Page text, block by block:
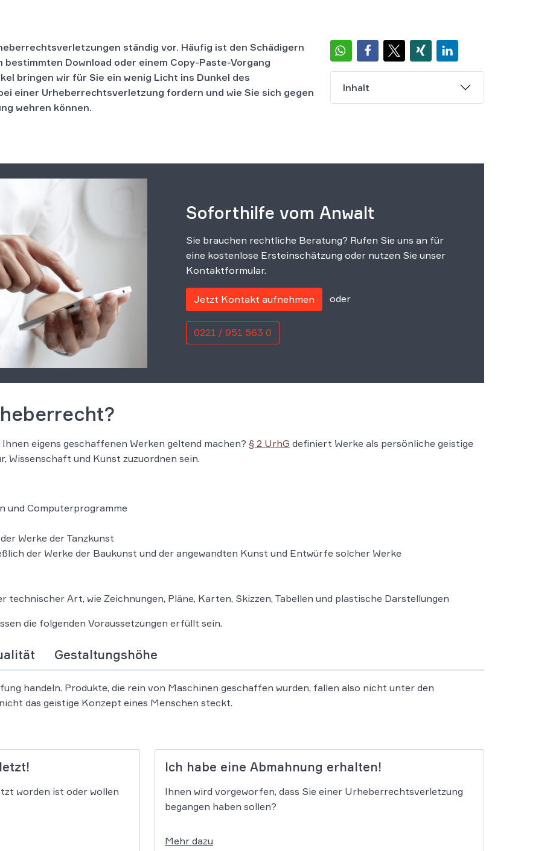
Inhalt
ständig vor. Häufig ist den Schädigern
Download oder einem Copy-Paste-Vorgang
bringen wir für Sie ein wenig Licht ins Dunkel des
einer Urheberrechtsverletzung fordern und wie Sie sich gegen
wehren können.
Soforthilfe vom Anwalt
Sie brauchen rechtliche Beratung? Rufen Sie uns an für
eine kostenlose Ersteinschätzung oder nutzen Sie unser
Kontaktformular.
Jetzt Kontakt aufnehmen oder
0221 / 951 563 0
eigens geschaffenen Werken geltend machen? § 2 UrhG definiert Werke als persönliche geistige
Wissenschaft und Kunst zuzuordnen sein.
und Computerprogramme
Werke der Tanzkunst
der Werke der Baukunst und der angewandten Kunst und Entwürfe solcher Werke
technischer Art, wie Zeichnungen, Pläne, Karten, Skizzen, Tabellen und plastische Darstellungen
die folgenden Voraussetzungen erfüllt sein.
Gestaltungshöhe
handeln. Produkte, die rein von Maschinen geschaffen wurden, fallen also nicht unter den
das geistige Konzept eines Menschen steckt.
worden ist oder wollen
Ich habe eine Abmahnung erhalten!
Ihnen wird vorgeworfen, dass Sie einer Urheberrechtsverletzung
begangen haben sollen?
Mehr dazu